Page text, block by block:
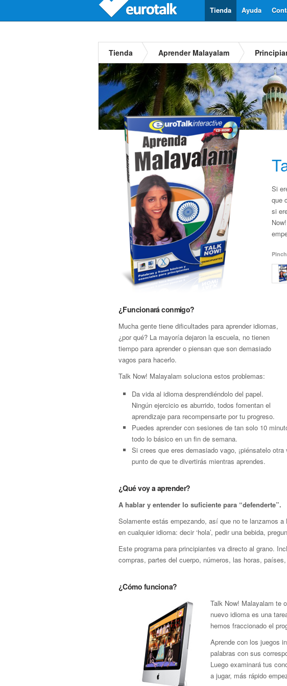
Ayuda
Tienda
Tienda Aprender Malayalam
Si
que
si
¿Funcionará conmigo?
Mucha gente tiene dificultades para aprender idiomas,
¿por qué? La mayoría dejaron la escuela, no tienen
tiempo para aprender o piensan que son demasiado
vagos para hacerlo.
Talk Now! Malayalam soluciona estos problemas:
Da vida al idioma desprendiéndolo del papel.
Ningún ejercicio es aburrido, todos fomentan el
aprendizaje para recompensarte por tu progreso.
Puedes aprender con sesiones de tan solo 10
todo lo básico en un fin de semana.
Si crees que eres demasiado vago, ¡piénsatelo
punto de que te divertirás mientras aprendes.
¿Qué voy a aprender?
A hablar y entender lo suficiente para “defenderte”.
Solamente estás empezando, así que no te lanzamos
en cualquier idioma: decir ‘hola’, pedir una bebida,
Este programa para principiantes va directo al grano.
compras, partes del cuerpo, números, las horas,
¿Cómo funciona?
Talk Now! Malayalam te
nuevo idioma es una
hemos fraccionado el
Aprende con los juegos
palabras con sus
Luego examinará tus
a jugar, más rápido